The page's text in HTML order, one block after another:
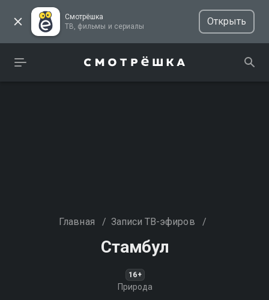
Смотрёшка
ТВ, фильмы и сериалы
Открыть
Главная / Записи ТВ-эфиров /
Стамбул
16+
Природа